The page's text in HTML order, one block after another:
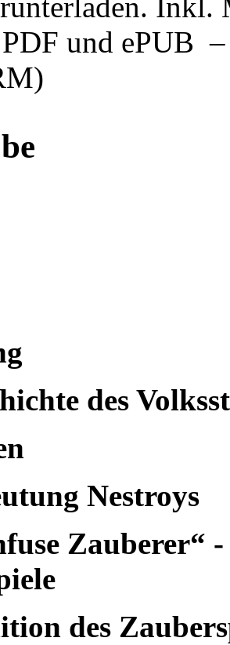
Inkl.
PDF und ePUB
des
Nestroys
Zauberer“
des